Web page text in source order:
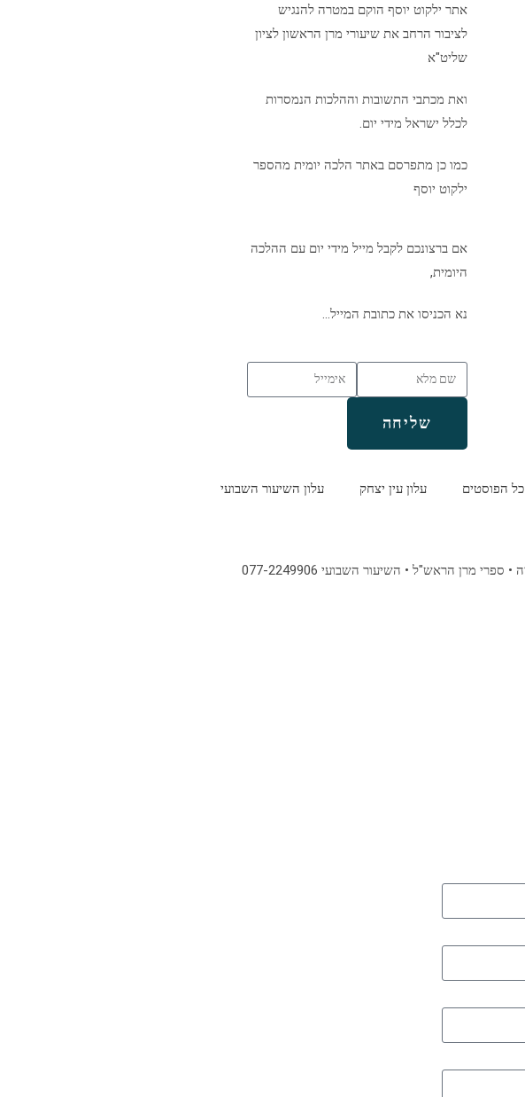
אתר ילקוט יוסף הוקם במטרה להנגיש
לציבור הרחב את שיעורי מרן הראשון לציון
שליט"א
ואת מכתבי התשובות וההלכות הנמסרות
לכלל ישראל מידי יום.
כמו כן מתפרסם באתר הלכה יומית מהספר
ילקוט יוסף
אם ברצונכם לקבל מייל מידי יום עם ההלכה
היומית,
נא הכניסו את כתובת המייל…
שליחה
כל הפוסטים עלון עין יצחק עלון השיעור השבועי